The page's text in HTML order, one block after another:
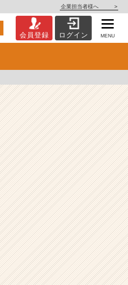
企業担当者様へ >
会員登録 ログイン MENU